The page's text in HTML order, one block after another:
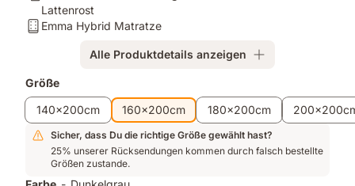
ein
Schlaferlebnis
Wasserabweisende
Bezüge
Lattenrost
Lattenrost
Matratze:
Emma Hybrid Matratze
Alle Produktdetails anzeigen
Zusatzprodukte
Größe
140x200cm
160x200cm 180x200cm
Sicher, dass Du die richtige Größe gewählt hast?
25% unserer Rücksendungen kommen durch falsch bestellte
Größen zustande.